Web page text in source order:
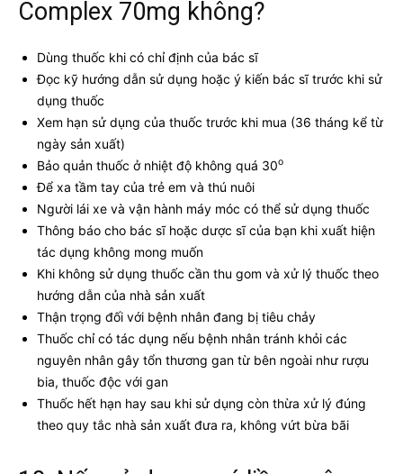
Complex 70mg không?
Dùng thuốc khi có chỉ định của bác sĩ
Đọc kỹ hướng dẫn sử dụng hoặc ý kiến bác sĩ trước khi sử
dụng thuốc
Xem hạn sử dụng của thuốc trước khi mua (36 tháng kể từ
ngày sản xuất)
Bảo quản thuốc ở nhiệt độ không quá 30o
Để xa tầm tay của trẻ em và thú nuôi
Người lái xe và vận hành máy móc có thể sử dụng thuốc
Thông báo cho bác sĩ hoặc dược sĩ của bạn khi xuất hiện
tác dụng không mong muốn
Khi không sử dụng thuốc cần thu gom và xử lý thuốc theo
hướng dẫn của nhà sản xuất
Thận trọng đối với bệnh nhân đang bị tiêu chảy
Thuốc chỉ có tác dụng nếu bệnh nhân tránh khỏi các
nguyên nhân gây tổn thương gan từ bên ngoài như rượu
bia, thuốc độc với gan
Thuốc hết hạn hay sau khi sử dụng còn thừa xử lý đúng
theo quy tắc nhà sản xuất đưa ra, không vứt bừa bãi